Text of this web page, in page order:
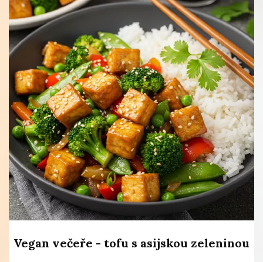
Vegan večeře - tofu s asijskou zeleninou